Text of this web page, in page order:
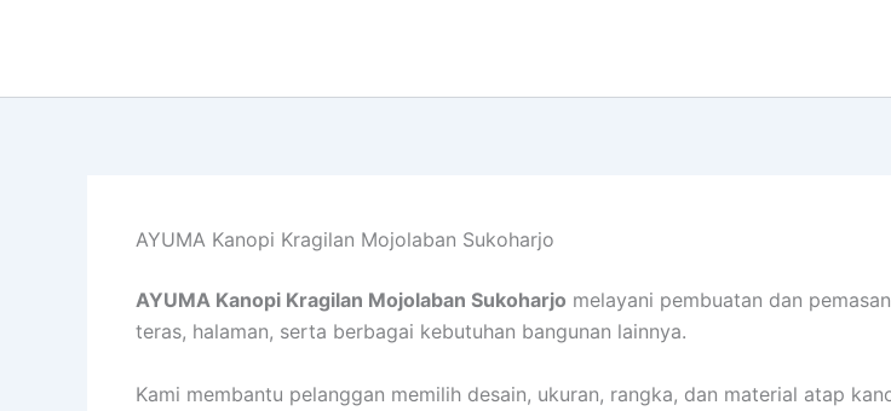
AYUMA Kanopi Kragilan Mojolaban Sukoharjo
AYUMA Kanopi Kragilan Mojolaban Sukoharjo melayani pembuatan dan
teras, halaman, serta berbagai kebutuhan bangunan lainnya.
Kami membantu pelanggan memilih desain, ukuran, rangka, dan material atap